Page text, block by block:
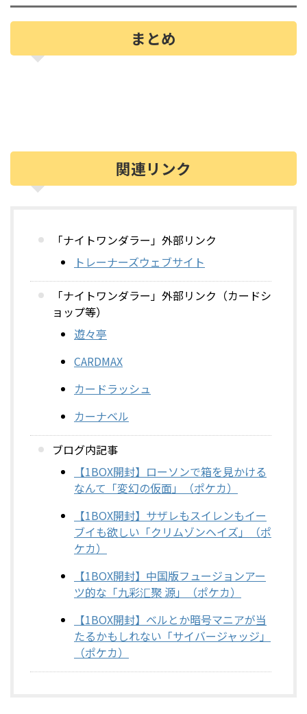
まとめ
関連リンク
「ナイトワンダラー」外部リンク
トレーナーズウェブサイト
「ナイトワンダラー」外部リンク（カードシ
ョップ等）
遊々亭
CARDMAX
カードラッシュ
カーナベル
ブログ内記事
【1BOX開封】ローソンで箱を見かける
なんて「変幻の仮面」（ポケカ）
【1BOX開封】サザレもスイレンもイー
ブイも欲しい「クリムゾンヘイズ」（ポ
ケカ）
【1BOX開封】中国版フュージョンアー
ツ的な「九彩汇聚 源」（ポケカ）
【1BOX開封】ベルとか暗号マニアが当
たるかもしれない「サイバージャッジ」
（ポケカ）